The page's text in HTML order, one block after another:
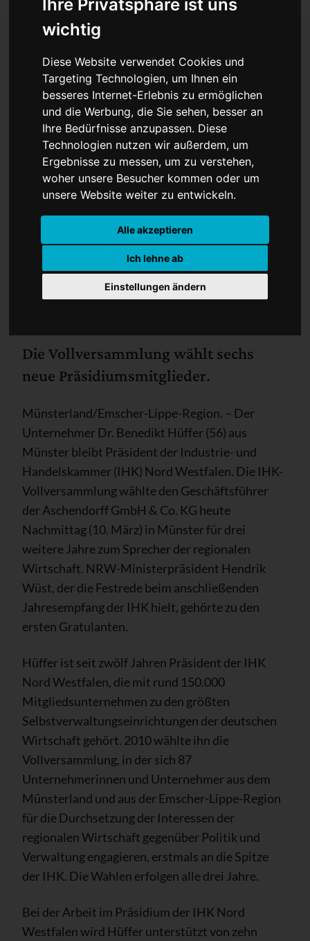
Ihre Privatsphäre ist uns
wichtig
Diese Website verwendet Cookies und
Targeting Technologien, um Ihnen ein
besseres Internet-Erlebnis zu ermöglichen
und die Werbung, die Sie sehen, besser an
Ihre Bedürfnisse anzupassen. Diese
Technologien nutzen wir außerdem, um
Ergebnisse zu messen, um zu verstehen,
woher unsere Besucher kommen oder um
unsere Website weiter zu entwickeln.
Alle akzeptieren
Ich lehne ab
Einstellungen ändern
Dr. Benedikt Hüffer bleibt
IHK-Präsident
Die Vollversammlung wählt sechs
neue Präsidiumsmitglieder.
Münsterland/Emscher-Lippe-Region. – Der
Unternehmer Dr. Benedikt Hüffer (56) aus
Münster bleibt Präsident der Industrie- und
Handelskammer (IHK) Nord Westfalen. Die IHK-
Vollversammlung wählte den Geschäftsführer
der Aschendorff GmbH & Co. KG heute
Nachmittag (10. März) in Münster für drei
weitere Jahre zum Sprecher der regionalen
Wirtschaft. NRW-Ministerpräsident Hendrik
Wüst, der die Festrede beim anschließenden
Jahresempfang der IHK hielt, gehörte zu den
ersten Gratulanten.
Hüffer ist seit zwölf Jahren Präsident der IHK
Nord Westfalen, die mit rund 150.000
Mitgliedsunternehmen zu den größten
Selbstverwaltungseinrichtungen der deutschen
Wirtschaft gehört. 2010 wählte ihn die
Vollversammlung, in der sich 87
Unternehmerinnen und Unternehmer aus dem
Münsterland und aus der Emscher-Lippe-Region
für die Durchsetzung der Interessen der
regionalen Wirtschaft gegenüber Politik und
Verwaltung engagieren, erstmals an die Spitze
der IHK. Die Wahlen erfolgen alle drei Jahre.
Bei der Arbeit im Präsidium der IHK Nord
Westfalen wird Hüffer unterstützt von zehn